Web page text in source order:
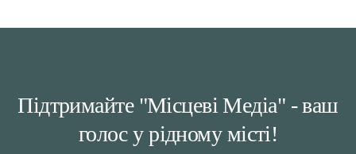
Підтримайте "Місцеві Медіа" - ваш
голос у рідному місті!